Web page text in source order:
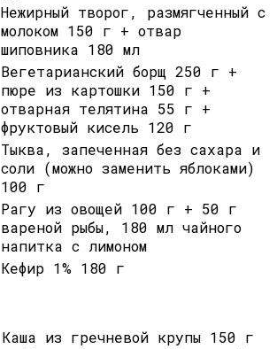
Нежирный творог, размягченный с
молоком 150 г + отвар
шиповника 180 мл
Вегетарианский борщ 250 г +
пюре из картошки 150 г +
отварная телятина 55 г +
фруктовый кисель 120 г
Тыква, запеченная без сахара и
соли (можно заменить яблоками)
100 г
Рагу из овощей 100 г + 50 г
вареной рыбы, 180 мл чайного
напитка с лимоном
Кефир 1% 180 г
Каша из гречневой крупы 150 г